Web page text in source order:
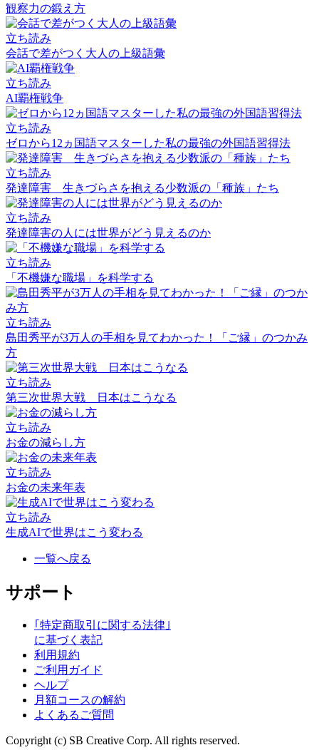
観察力の鍛え方
立ち読み
会話で差がつく大人の上級語彙
立ち読み
AI覇権戦争
立ち読み
ゼロから12ヵ国語マスターした私の最強の外国語習得法
立ち読み
発達障害 生きづらさを抱える少数派の「種族」たち
立ち読み
発達障害の人には世界がどう見えるのか
立ち読み
「不機嫌な職場」を科学する
立ち読み
島田秀平が3万人の手相を見てわかった！「ご縁」のつかみ
方
立ち読み
第三次世界大戦 日本はこうなる
立ち読み
お金の減らし方
立ち読み
お金の未来年表
立ち読み
生成AIで世界はこう変わる
一覧へ戻る
サポート
｢特定商取引に関する法律｣
に基づく表記
利用規約
ご利用ガイド
ヘルプ
月額コースの解約
よくあるご質問
Copyright (c) SB Creative Corp. All rights reserved.